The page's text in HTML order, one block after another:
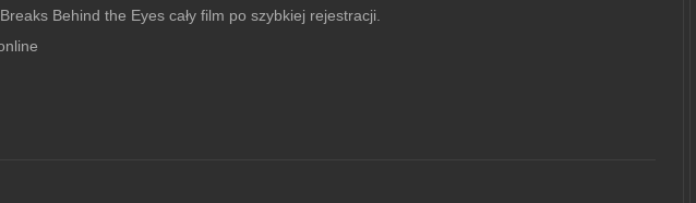
Behind the Eyes cały film po szybkiej rejestracji.